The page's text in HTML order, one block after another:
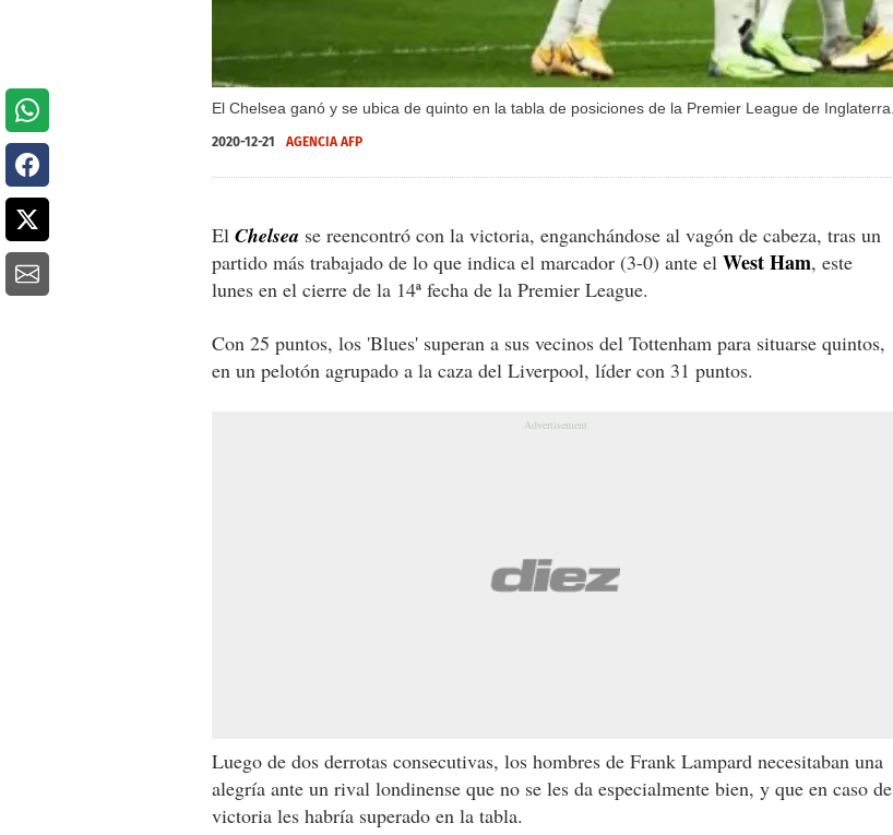
El Chelsea ganó y se ubica de quinto en la tabla de posiciones de la Premier League de Inglaterra.
2020-12-21 AGENCIA AFP
El Chelsea se reencontró con la victoria, enganchándose al vagón de cabeza, tras un
partido más trabajado de lo que indica el marcador (3-0) ante el West Ham, este
lunes en el cierre de la 14ª fecha de la Premier League.
Con 25 puntos, los 'Blues' superan a sus vecinos del Tottenham para situarse quintos,
en un pelotón agrupado a la caza del Liverpool, líder con 31 puntos.
Luego de dos derrotas consecutivas, los hombres de Frank Lampard necesitaban una
alegría ante un rival londinense que no se les da especialmente bien, y que en caso de
victoria les habría superado en la tabla.